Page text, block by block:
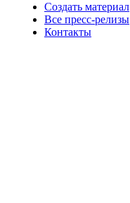
Создать материал
Все пресс-релизы
Контакты